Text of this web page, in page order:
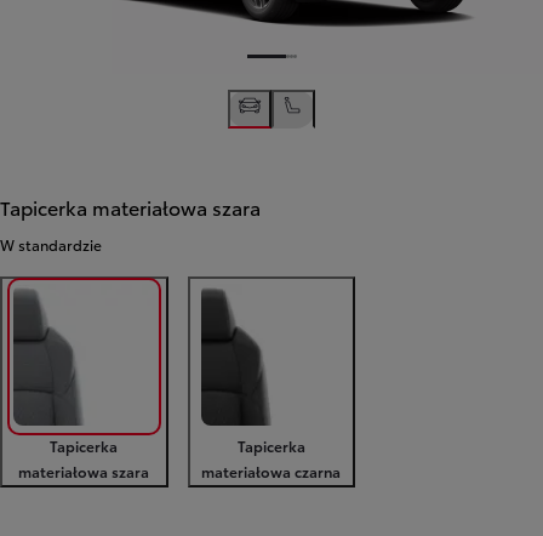
Tapicerka materiałowa szara
W standardzie
Tapicerka
materiałowa szara
Tapicerka
materiałowa czarna